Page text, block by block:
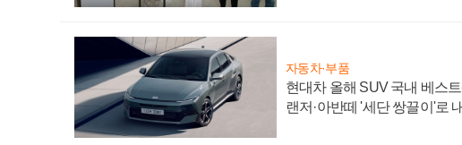
자동차·부품
현대차 올해 SUV 국내 베스
랜저·아반떼 '세단 쌍끌이'로